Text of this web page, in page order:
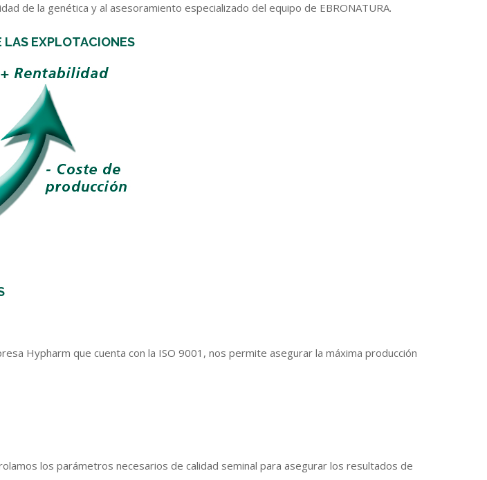
de la genética y al asesoramiento especializado del equipo de EBRONATURA.
LAS EXPLOTACIONES
Hypharm que cuenta con la ISO 9001, nos permite asegurar la máxima producción
los parámetros necesarios de calidad seminal para asegurar los resultados de